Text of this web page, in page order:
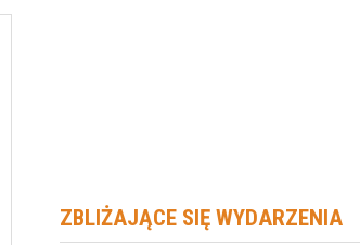
ZBLIŻAJĄCE SIĘ WYDARZENIA